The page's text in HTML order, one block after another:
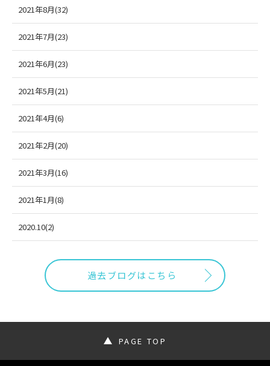
2021年8月(32)
2021年7月(23)
2021年6月(23)
2021年5月(21)
2021年4月(6)
2021年2月(20)
2021年3月(16)
2021年1月(8)
2020.10(2)
過去ブログはこちら
PAGE TOP